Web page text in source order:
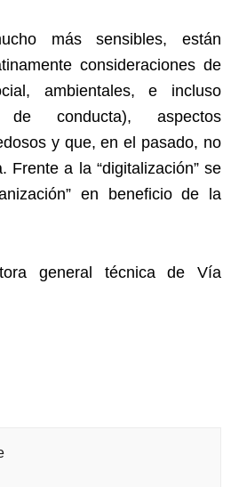
más sensibles, están
consideraciones de
ambientales, e incluso
conducta), aspectos
y que, en el pasado, no
Frente a la “digitalización” se
en beneficio de la
general técnica de Vía